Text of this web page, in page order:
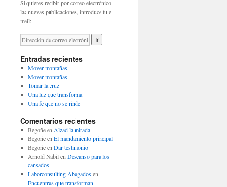
Si quieres recibir por correo electrónico
las nuevas publicaciones, introduce tu e-
mail:
Entradas recientes
Mover montañas
Mover montañas
Tomar la cruz
Una luz que transforma
Una fe que no se rinde
Comentarios recientes
Begoñeen Alzad la mirada
Begoñeen El mandamiento principal
Begoñeen Dar testimonio
Arnold Nabilen Descanso para los
cansados.
Laborconsulting Abogadosen
Encuentros que transforman